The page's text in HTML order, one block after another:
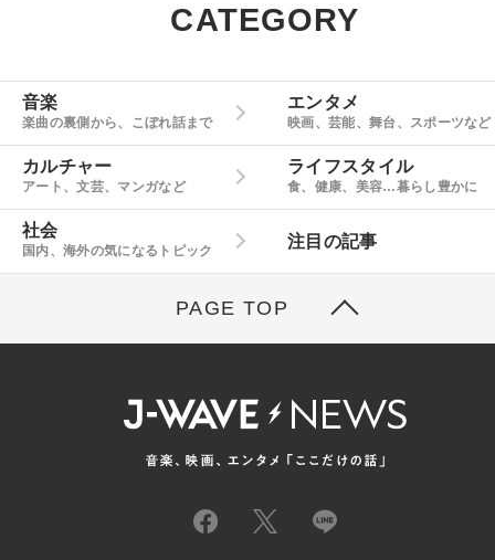
CATEGORY
音楽
楽曲の裏側から、こぼれ話まで
エンタメ
映画、芸能、舞台、スポーツなど
カルチャー
アート、文芸、マンガなど
ライフスタイル
食、健康、美容…暮らし豊かに
社会
国内、海外の気になるトピック
注目の記事
PAGE TOP